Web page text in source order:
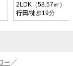
2LDK（58.57㎡）
行田/徒歩19分
ー